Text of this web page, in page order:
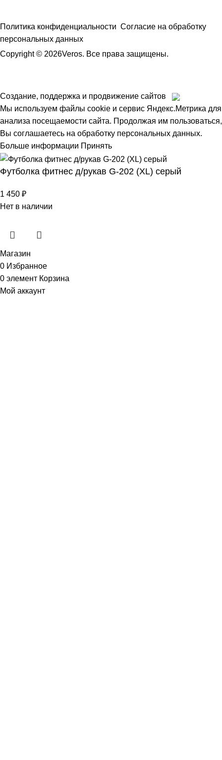
Политика конфиденциальности Согласие на обработку
персональных данных
Copyright © 2026Veros. Все права защищены.
Создание, поддержка и продвижение сайтов
Мы используем файлы cookie и сервис Яндекс.Метрика для
анализа посещаемости сайта. Продолжая им пользоваться,
Вы соглашаетесь на обработку персональных данных.
Больше информации Принять
Футболка фитнес д/рукав G-202 (XL) серый
1 450 ₽
Нет в наличии
Магазин
0 Избранное
0 элемент Корзина
Мой аккаунт